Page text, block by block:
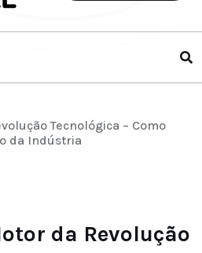
Tecnológica – Como
da Indústria
da Revolução